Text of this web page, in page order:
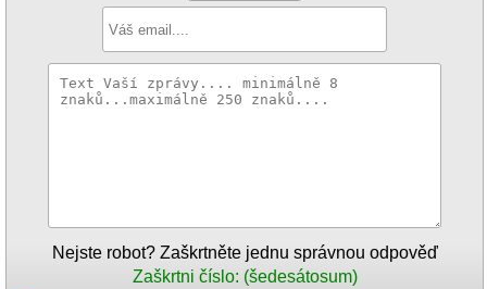
Nejste robot? Zaškrtněte jednu správnou odpověď
Zaškrtni číslo: (šedesátosum)